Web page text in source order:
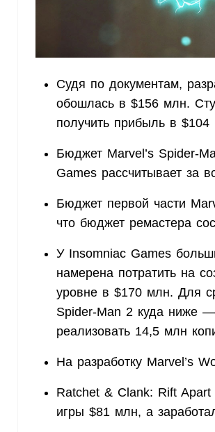
Судя по документам,
обошлась в $156 млн.
получить прибыль в $104
Бюджет Marvel’s Spider-
Games рассчитывает за
Бюджет первой части
что бюджет ремастера
У Insomniac Games
намерена потратить на
уровне в $170 млн. Для
Spider-Man 2 куда ниже
реализовать 14,5 млн
На разработку Marvel’s
Ratchet & Clank: Rift Apart
игры $81 млн, а